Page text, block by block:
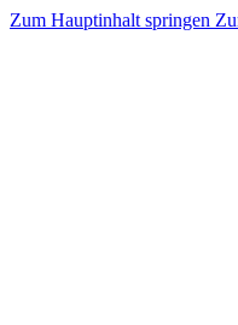
Zum Hauptinhalt springen